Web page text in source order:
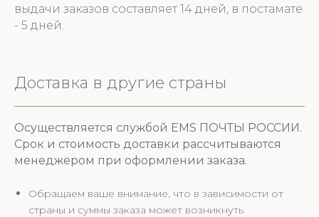
выдачи заказов составляет 14 дней, в постамате
- 5 дней.
Доставка в другие страны
Осуществляется службой EMS ПОЧТЫ РОССИИ.
Срок и стоимость доставки рассчитываются
менеджером при оформлении заказа.
Обращаем ваше внимание, что в зависимости от
страны и суммы заказа может возникнуть